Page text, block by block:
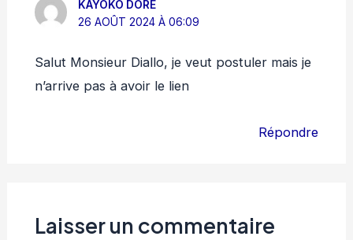
KAYOKO DORÉ
26 AOÛT 2024 À 06:09
Salut Monsieur Diallo, je veut postuler mais je
n’arrive pas à avoir le lien
Répondre
Laisser un commentaire